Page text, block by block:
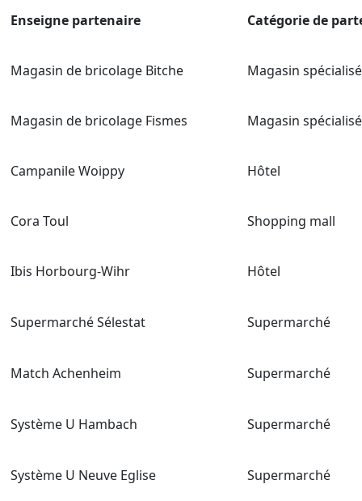
Enseigne partenaire Catégorie de
Magasin de bricolage Bitche Magasin spécialisé
Magasin de bricolage Fismes Magasin spécialisé
Campanile Woippy Hôtel
Cora Toul Shopping mall
Ibis Horbourg-Wihr Hôtel
Supermarché Sélestat Supermarché
Match Achenheim Supermarché
Système U Hambach Supermarché
Système U Neuve Eglise Supermarché